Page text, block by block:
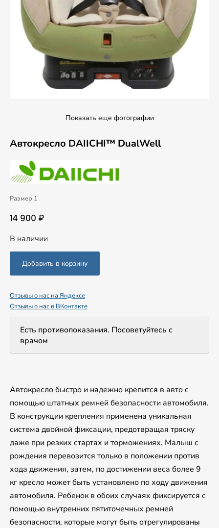
Показать еще фотографии
Автокресло DAIICHI™ DualWell
Размер 1
14 900 ₽
В наличии
Отзывы о нас на Яндексе
Отзывы о нас в ВКонтакте
Есть противопоказания. Посоветуйтесь с
врачом
Автокресло быстро и надежно крепится в авто с
помощью штатных ремней безопасности автомобиля.
В конструкции крепления применена уникальная
система двойной фиксации, предотвращая тряску
даже при резких стартах и торможениях. Малыш с
рождения перевозится только в положении против
хода движения, затем, по достижении веса более 9
кг кресло может быть установлено по ходу движения
автомобиля. Ребенок в обоих случаях фиксируется с
помощью внутренних пятиточечных ремней
безопасности, которые могут быть отрегулированы